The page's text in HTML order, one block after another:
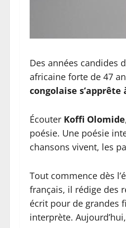
Des années candides
africaine forte de 47
congolaise
Écouter Koffi Olomide
poésie. Une poésie
chansons vivent, les
Tout commence dès
français, il rédige des
écrit pour de grandes
interprète.